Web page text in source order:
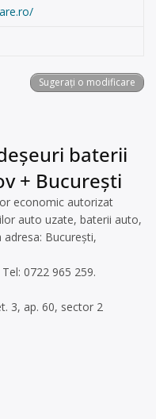
Sugerați o modificare
baterii
+ București
economic autorizat
auto uzate, baterii auto,
București,
0722 965 259.
3, ap. 60, sector 2